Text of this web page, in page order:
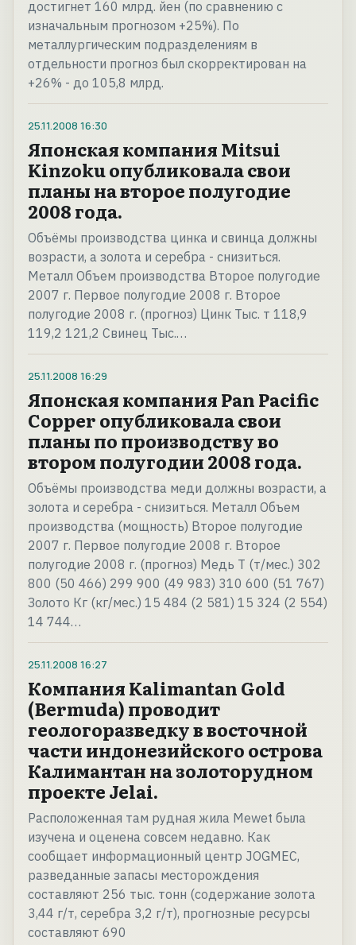
достигнет 160 млрд. йен (по сравнению с
изначальным прогнозом +25%). По
металлургическим подразделениям в
отдельности прогноз был скорректирован на
+26% - до 105,8 млрд.
25.11.2008 16:30
Японская компания Mitsui
Kinzoku опубликовала свои
планы на второе полугодие
2008 года.
Объёмы производства цинка и свинца должны
возрасти, а золота и серебра - снизиться.
Металл Объем производства Второе полугодие
2007 г. Первое полугодие 2008 г. Второе
полугодие 2008 г. (прогноз) Цинк Тыс. т 118,9
119,2 121,2 Свинец Тыс.…
25.11.2008 16:29
Японская компания Pan Pacific
Copper опубликовала свои
планы по производству во
втором полугодии 2008 года.
Объёмы производства меди должны возрасти, а
золота и серебра - снизиться. Металл Объем
производства (мощность) Второе полугодие
2007 г. Первое полугодие 2008 г. Второе
полугодие 2008 г. (прогноз) Медь Т (т/мес.) 302
800 (50 466) 299 900 (49 983) 310 600 (51 767)
Золото Кг (кг/мес.) 15 484 (2 581) 15 324 (2 554)
14 744…
25.11.2008 16:27
Компания Kalimantan Gold
(Bermuda) проводит
геологоразведку в восточной
части индонезийского острова
Калимантан на золоторудном
проекте Jelai.
Расположенная там рудная жила Mewet была
изучена и оценена совсем недавно. Как
сообщает информационный центр JOGMEC,
разведанные запасы месторождения
составляют 256 тыс. тонн (содержание золота
3,44 г/т, серебра 3,2 г/т), прогнозные ресурсы
составляют 690